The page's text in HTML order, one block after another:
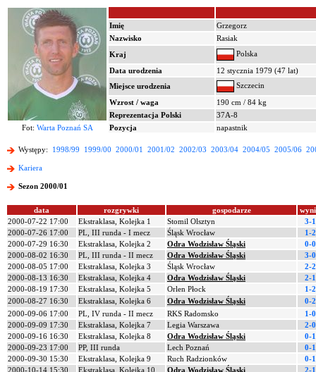
Imię
Grzegorz
Nazwisko
Rasiak
Kraj
Polska
Data urodzenia
12 stycznia 1979 (47 lat)
Miejsce urodzenia
Szczecin
Wzrost / waga
190 cm / 84 kg
Reprezentacja Polski
37A-8
Fot: Warta Poznań SA Pozycja napastnik
Występy: 1998/99 1999/00 2000/01 2001/02 2002/03 2003/04 2004/05 2005/06
Kariera
Sezon 2000/01
data rozgrywki gospodarze
2000-07-22 17:00
Ekstraklasa, Kolejka 1 Stomil Olsztyn
3-1
2000-07-26 17:00
PL, III runda - I mecz Śląsk Wrocław
1-2
2000-07-29 16:30
Ekstraklasa, Kolejka 2 Odra Wodzisław Śląski
0-0
2000-08-02 16:30
PL, III runda - II mecz Odra Wodzisław Śląski
3-0
2000-08-05 17:00
Ekstraklasa, Kolejka 3 Śląsk Wrocław
2-2
2000-08-13 16:30
Ekstraklasa, Kolejka 4 Odra Wodzisław Śląski
2-1
2000-08-19 17:30
Ekstraklasa, Kolejka 5 Orlen Płock
1-2
2000-08-27 16:30
Ekstraklasa, Kolejka 6 Odra Wodzisław Śląski
0-2
2000-09-06 17:00
PL, IV runda - II mecz RKS Radomsko
1-0
2000-09-09 17:30
Ekstraklasa, Kolejka 7 Legia Warszawa
2-0
2000-09-16 16:30
Ekstraklasa, Kolejka 8 Odra Wodzisław Śląski
0-1
2000-09-23 17:00
PP, III runda Lech Poznań
0-1
2000-09-30 15:30
Ekstraklasa, Kolejka 9 Ruch Radzionków
0-1
2000-10-14 15:30
Ekstraklasa, Kolejka 10 Odra Wodzisław Śląski
2-1